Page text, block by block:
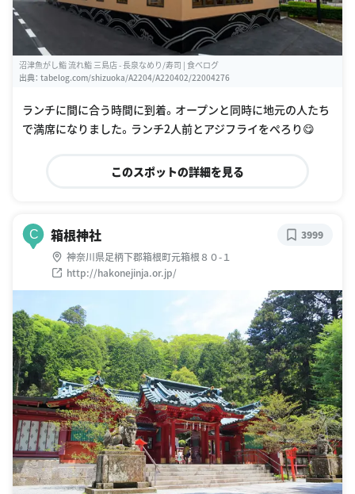
沼津魚がし鮨 流れ鮨 三島店 - 長泉なめり/寿司 | 食べログ
出典： tabelog.com/shizuoka/A2204/A220402/22004276
ランチに間に合う時間に到着。オープンと同時に地元の人たち
で満席になりました。ランチ2人前とアジフライをぺろり😋
このスポットの詳細を見る
C 箱根神社
神奈川県足柄下郡箱根町元箱根８０-１
http://hakonejinja.or.jp/
3999